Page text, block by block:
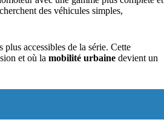
des véhicules simples,
accessibles de la série. Cette
et où la mobilité urbaine devient un